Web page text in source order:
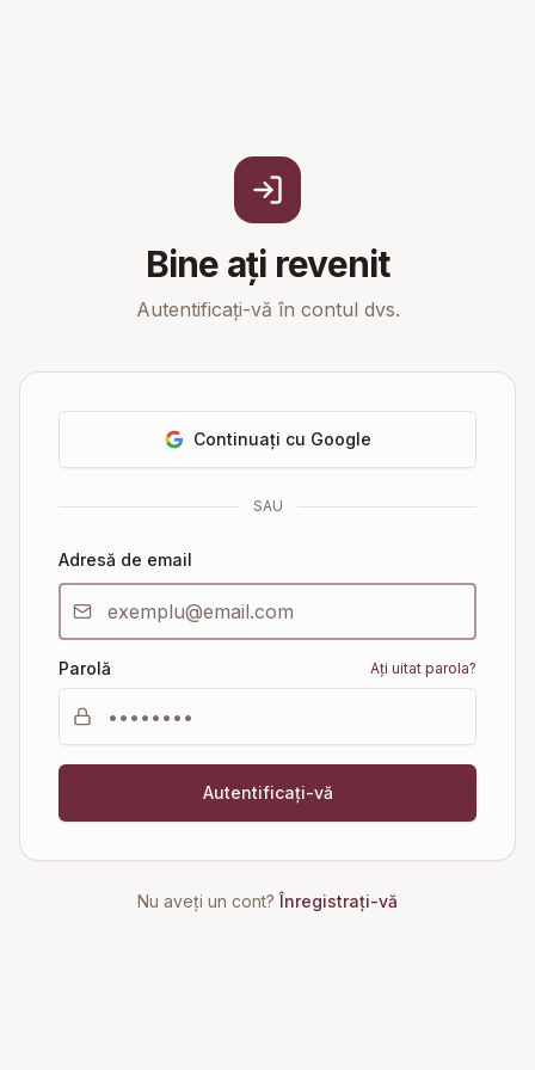
Bine ați revenit
Autentificați-vă în contul dvs.
Continuați cu Google
SAU
Adresă de email
Parolă Ați uitat parola?
Autentificați-vă
Nu aveți un cont? Înregistrați-vă